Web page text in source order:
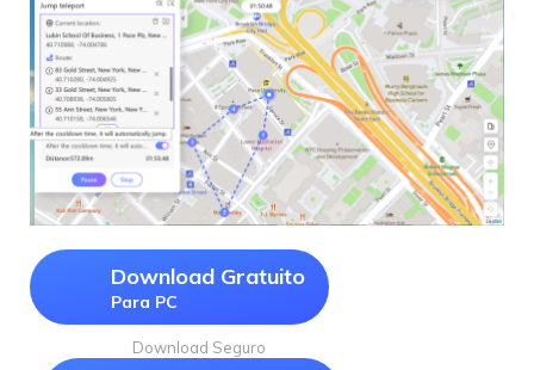
Download Gratuito
Para PC
Download Seguro